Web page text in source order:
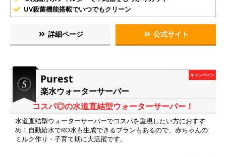
UV殺菌機能搭載でいつでもクリーン
詳細ページ 公式サイト
Purest
楽水ウォーターサーバー
キャンペーン
コスパ◎の水道直結型ウォーターサーバー！
水道直結型ウォーターサーバーでコスパを重視したい方におすす
め！自動給水でRO水も生成できるプランもあるので、赤ちゃんの
ミルク作り・子育て期に大活躍です。